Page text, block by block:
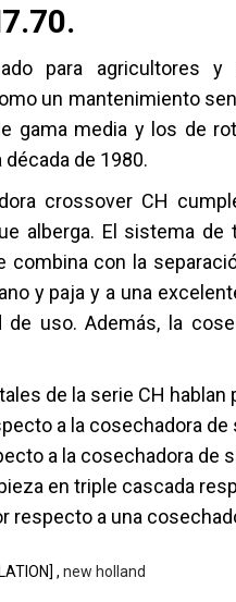
para agricultores y
un mantenimiento
gama media y los de
década de 1980.
crossover CH
alberga. El sistema
combina con la
y paja y a una
de uso. Además, la
de la serie CH hablan
a la cosechadora
a la cosechadora de
en triple cascada
respecto a una
, new holland